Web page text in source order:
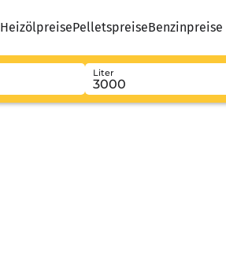
HeizölpreisePelletspreiseBenzinpreise
Liter